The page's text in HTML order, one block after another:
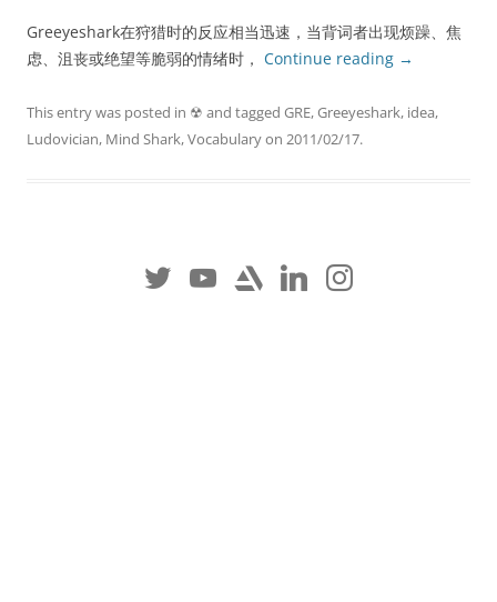
Greeyeshark在狩猎时的反应相当迅速，当背词者出现烦躁、焦
虑、沮丧或绝望等脆弱的情绪时， Continue reading →
This entry was posted in ☢ and tagged GRE,Greeyeshark, idea,
Ludovician, Mind Shark,Vocabularyon 2011/02/17.